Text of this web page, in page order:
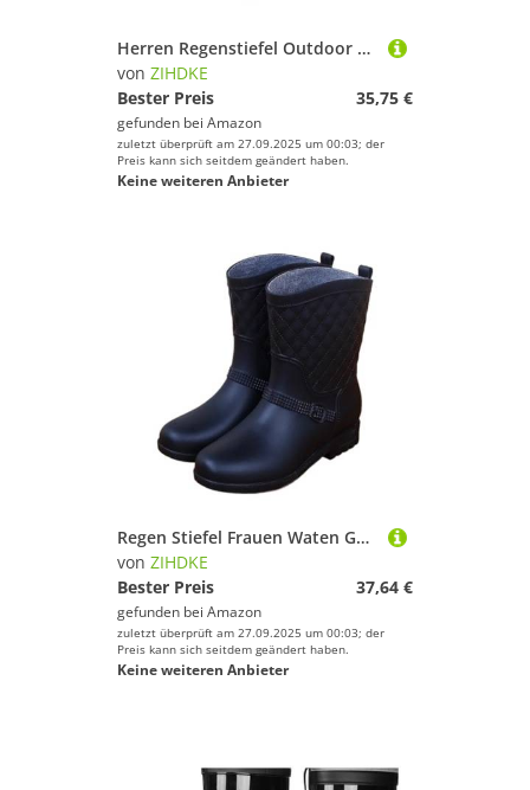
Herren Regenstiefel Outdoor Kurze Röhre Sportschuhe Angeln rutschfeste Arbeit Garten Gummischuhe Wasser Wellies Küche Knöchelschuhe Für Industrie Handwerk(Black,42)
von ZIHDKE
Bester Preis
35,75 €
gefunden bei Amazon
zuletzt überprüft am 27.09.2025 um 00:03; der
Preis kann sich seitdem geändert haben.
Keine weiteren Anbieter
Regen Stiefel Frauen Waten Gummistiefel Plüsch Warme Winter Weibliche Galoschen Regenstiefel Frau Für Industrie Handwerk(Black,37)
von ZIHDKE
Bester Preis
37,64 €
gefunden bei Amazon
zuletzt überprüft am 27.09.2025 um 00:03; der
Preis kann sich seitdem geändert haben.
Keine weiteren Anbieter